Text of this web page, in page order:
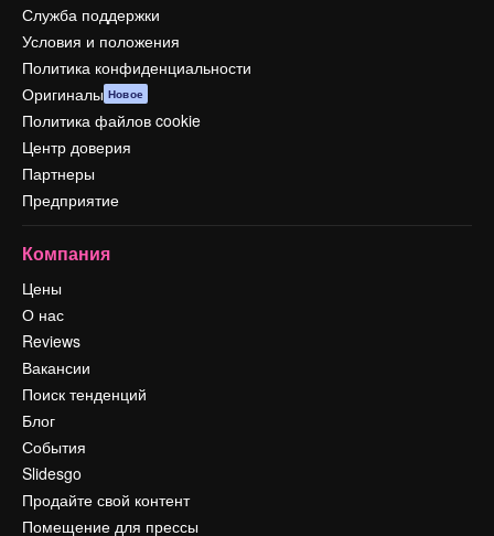
Служба поддержки
Условия и положения
Политика конфиденциальности
Оригиналы Новое
Политика файлов cookie
Центр доверия
Партнеры
Предприятие
Компания
Цены
О нас
Reviews
Вакансии
Поиск тенденций
Блог
События
Slidesgo
Продайте свой контент
Помещение для прессы